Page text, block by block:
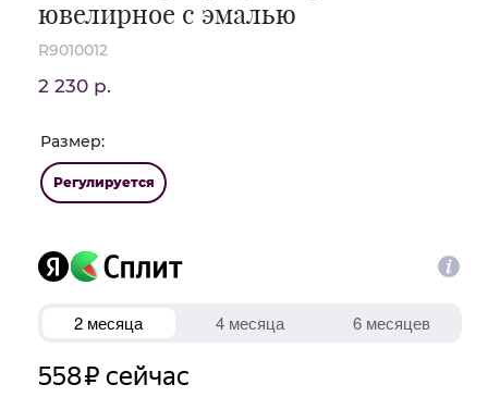
ювелирное с эмалью
R9010012
2 230 р.
Размер:
Регулируется